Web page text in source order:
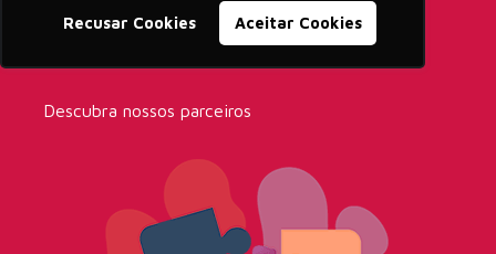
Recusar Cookies Aceitar Cookies
Rede de Parcerios
Descubra nossos parceiros